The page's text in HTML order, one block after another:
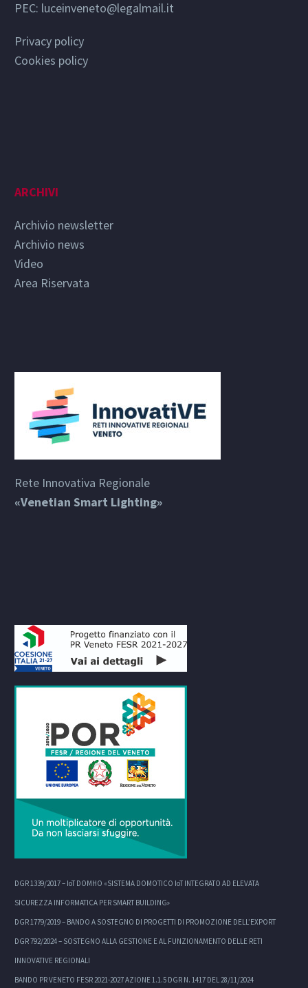
PEC: luceinveneto@legalmail.it
Privacy policy
Cookies policy
ARCHIVI
Archivio newsletter
Archivio news
Video
Area Riservata
Rete Innovativa Regionale
«Venetian Smart Lighting»
DGR 1339/2017 – IoT DOMHO «SISTEMA DOMOTICO IoT INTEGRATO AD ELEVATA
SICUREZZA INFORMATICA PER SMART BUILDING»
DGR 1779/2019 – BANDO A SOSTEGNO DI PROGETTI DI PROMOZIONE DELL’EXPORT
DGR 792/2024 – SOSTEGNO ALLA GESTIONE E AL FUNZIONAMENTO DELLE RETI
INNOVATIVE REGIONALI
BANDO PR VENETO FESR 2021-2027 AZIONE 1.1.5 DGR N. 1417 DEL 28/11/2024